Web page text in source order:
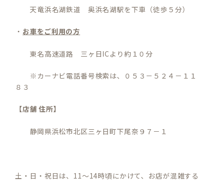
天竜浜名湖鉄道 奥浜名湖駅を下車（徒歩５分）
・ お車をご利用の方
東名高速道路 三ヶ日ICより約１０分
※カーナビ電話番号検索は、０５３－５２４－１１
８３
【店舗 住所】
静岡県浜松市北区三ヶ日町下尾奈９７－１
土・日・祝日は、11～14時頃にかけて、お店が混雑する